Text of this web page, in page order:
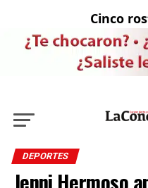
Cinco
DEPORTES
Jenni Hermoso